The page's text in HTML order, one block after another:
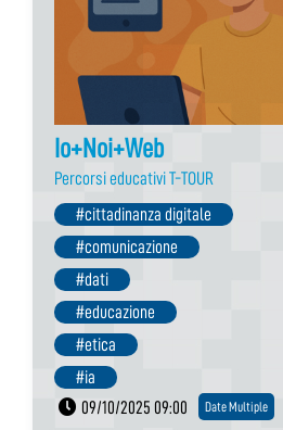
Io+Noi+Web
Percorsi educativi T-TOUR
#cittadinanza digitale
#comunicazione
#dati
#educazione
#etica
#ia
09/10/2025 09:00
Date Multiple